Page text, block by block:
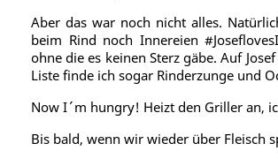
Aber das war noch nicht alles.
beim Rind noch Innereien
ohne die es keinen Sterz gäbe. Auf
Liste finde ich sogar Rinderzunge und
Now I´ m hungry! Heizt den Griller an,
Bis bald, wenn wir wieder über Fleisch